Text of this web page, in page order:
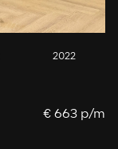
2022
€ 663 p/m